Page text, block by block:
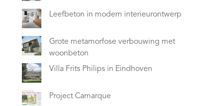
Leefbeton in modern interieurontwerp
Grote metamorfose verbouwing met
woonbeton
Villa Frits Philips in Eindhoven
Project Camarque